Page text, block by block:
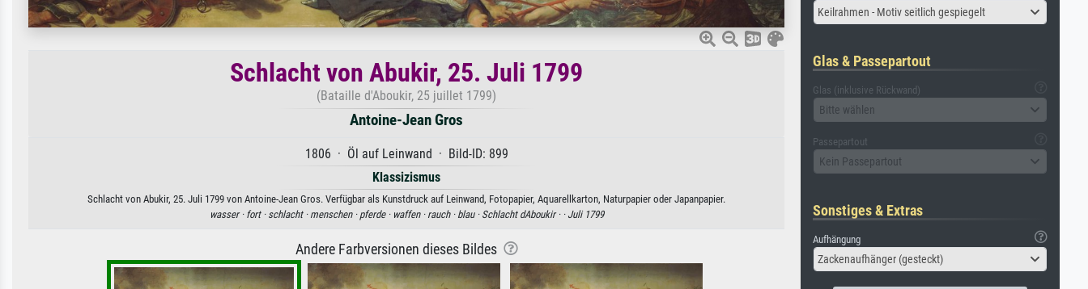
Schlacht von Abukir, 25. Juli 1799
(Bataille d'Aboukir, 25 juillet 1799)
Antoine-Jean Gros
1806 · Öl auf Leinwand · Bild-ID: 899
Klassizismus
Schlacht von Abukir, 25. Juli 1799 von Antoine-Jean Gros. Verfügbar als Kunstdruck auf Leinwand, Fotopapier, Aquarellkarton, Naturpapier oder Japanpapier.
wasser · fort · schlacht · menschen · pferde · waffen · rauch · blau · Schlacht dAboukir · · Juli 1799
Andere Farbversionen dieses Bildes
Keilrahmen - Motiv seitlich gespiegelt
Glas & Passepartout
Glas (inklusive Rückwand)
Bitte wählen
Passepartout
Kein Passepartout
Sonstiges & Extras
Aufhängung
Zackenaufhänger (gesteckt)